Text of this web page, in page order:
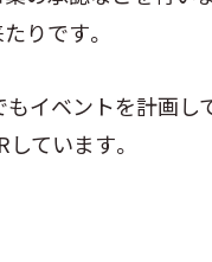
りです。
イベントを計画し
ています。